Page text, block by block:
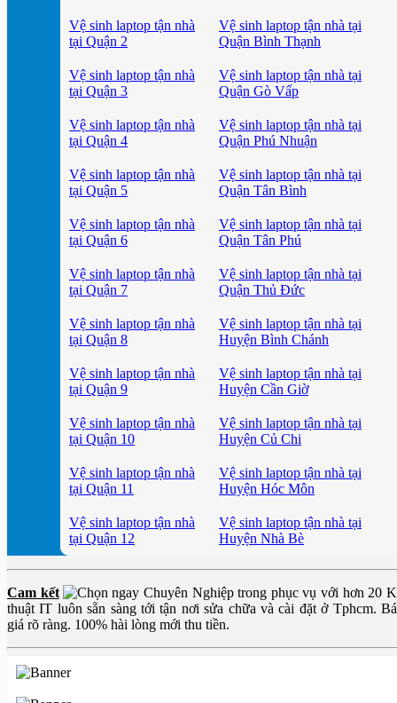
Vệ sinh laptop tận nhà
tại Quận 2
Vệ sinh laptop tận nhà tại
Quận Bình Thạnh
Vệ sinh laptop tận nhà
tại Quận 3
Vệ sinh laptop tận nhà tại
Quận Gò Vấp
Vệ sinh laptop tận nhà
tại Quận 4
Vệ sinh laptop tận nhà tại
Quận Phú Nhuận
Vệ sinh laptop tận nhà
tại Quận 5
Vệ sinh laptop tận nhà tại
Quận Tân Bình
Vệ sinh laptop tận nhà
tại Quận 6
Vệ sinh laptop tận nhà tại
Quận Tân Phú
Vệ sinh laptop tận nhà
tại Quận 7
Vệ sinh laptop tận nhà tại
Quận Thủ Đức
Vệ sinh laptop tận nhà
tại Quận 8
Vệ sinh laptop tận nhà tại
Huyện Bình Chánh
Vệ sinh laptop tận nhà
tại Quận 9
Vệ sinh laptop tận nhà tại
Huyện Cần Giờ
Vệ sinh laptop tận nhà
tại Quận 10
Vệ sinh laptop tận nhà tại
Huyện Củ Chi
Vệ sinh laptop tận nhà
tại Quận 11
Vệ sinh laptop tận nhà tại
Huyện Hóc Môn
Vệ sinh laptop tận nhà
tại Quận 12
Vệ sinh laptop tận nhà tại
Huyện Nhà Bè
Cam kết
Chuyên Nghiệp trong phục vụ với hơn 20
thuật IT luôn sẵn sàng tới tận nơi sửa chữa và cài đặt ở Tphcm.
giá rõ ràng. 100% hài lòng mới thu tiền.